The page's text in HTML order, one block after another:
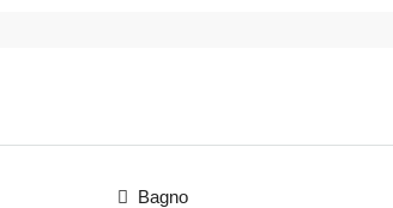
Bagno